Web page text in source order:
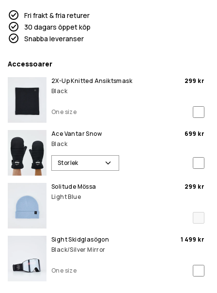
Fri frakt & fria returer
30 dagars öppet köp
Snabba leveranser
Accessoarer
2X-Up Knitted Ansiktsmask
Black
299 kr
One size
Ace Vantar Snow
Black
699 kr
Storlek
Solitude Mössa
Light Blue
299 kr
Sight Skidglasögon
Black/Silver Mirror
1 499 kr
One size